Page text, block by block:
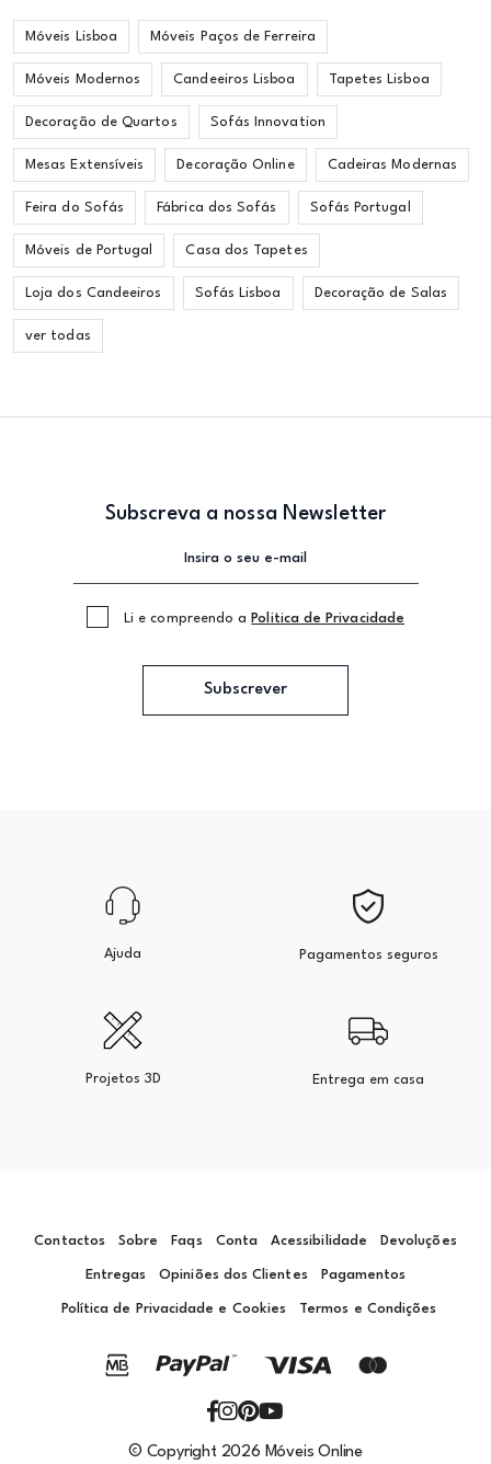
Móveis Lisboa Móveis Paços de Ferreira
Móveis Modernos Candeeiros Lisboa Tapetes Lisboa
Decoração de Quartos Sofás Innovation
Mesas Extensíveis Decoração Online Cadeiras Modernas
Feira do Sofás Fábrica dos Sofás Sofás Portugal
Móveis de Portugal Casa dos Tapetes
Loja dos Candeeiros Sofás Lisboa Decoração de Salas
ver todas
Subscreva a nossa Newsletter
Li e compreendo a Politica de Privacidade
Subscrever
Ajuda Pagamentos seguros
Projetos 3D Entrega em casa
Contactos Sobre Faqs Conta Acessibilidade Devoluções
Entregas Opiniões dos Clientes Pagamentos
Política de Privacidade e Cookies Termos e Condições
© Copyright 2026 Móveis Online